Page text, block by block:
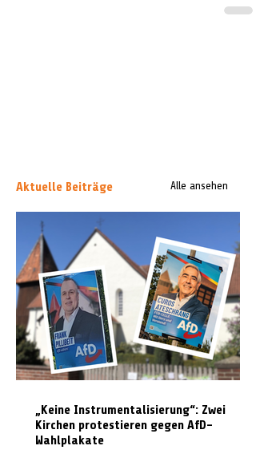
Aktuelle Beiträge Alle ansehen
„Keine Instrumentalisierung“: Zwei
Kirchen protestieren gegen AfD-
Wahlplakate